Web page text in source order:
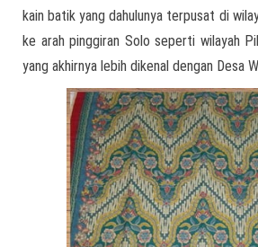
kain batik yang dahulunya terpusat di
ke arah pinggiran Solo seperti wilayah
yang akhirnya lebih dikenal dengan Desa